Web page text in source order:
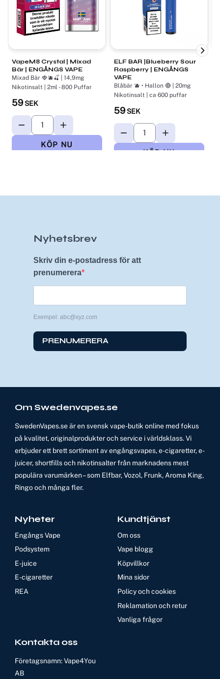
VapeM8 Crystal | Mixad
Bär | ENGÅNGS VAPE
Mixad Bär 🍓🫐🍒 | 14,9mg
Nikotinsalt | 2ml - 800 Puffar
59 SEK
ELF BAR |Blueberry Sour
Raspberry | ENGÅNGS
VAPE
Blåbär 🫐 • Hallon 🔴 | 20mg
Nikotinsalt | ca 600 puffar
59 SEK
Nyhetsbrev
Skriv din e-postadress för att
prenumerera
Exempel: abc@xyz.com
PRENUMERERA
Om Swedenvapes.se
SwedenVapes.se är en svensk vape-butik online med fokus
på kvalitet, originalprodukter och service i världsklass. Vi
erbjuder ett brett sortiment av engångsvapes, e-cigaretter, e-
juicer, shortfills och nikotinsalter från marknadens mest
populära varumärken – som Elfbar, Vozol, Frunk, Aroma King,
Ringo och många fler.
Nyheter
Engångs Vape
Podsystem
E-juice
E-cigaretter
REA
Kundtjänst
Om oss
Vape blogg
Köpvillkor
Mina sidor
Policy och cookies
Reklamation och retur
Vanliga frågor
Kontakta oss
Företagsnamn: Vape4You
AB